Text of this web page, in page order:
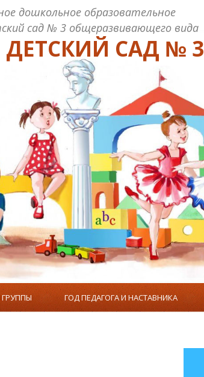
САД № 3
дошкольное образовательное
сад № 3 общеразвивающего вида
ГОД ПЕДАГОГА И НАСТАВНИКА
ДЕЯТЕЛЬНОСТЬ